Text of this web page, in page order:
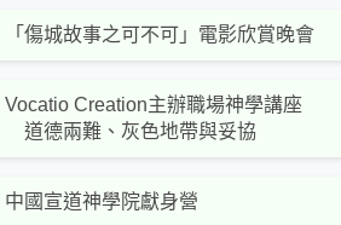
「傷城故事之可不可」電影欣賞晚會
Vocatio Creation主辦職場神學講座
道德兩難、灰色地帶與妥協
中國宣道神學院獻身營